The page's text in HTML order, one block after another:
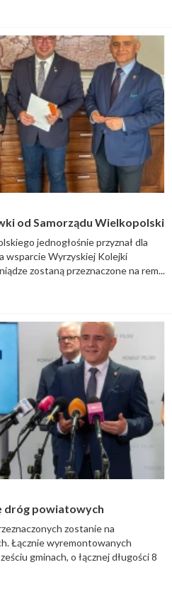
od Samorządu Wielkopolski
jednogłośnie przyznał dla
wsparcie Wyrzyskiej Kolejki
zostaną przeznaczone na rem...
dróg powiatowych
zostanie na
Łącznie wyremontowanych
gminach, o łącznej długości 8